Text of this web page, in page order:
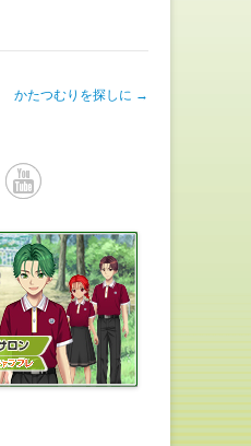
かたつむりを探しに →